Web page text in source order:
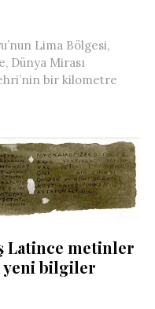
Lima Bölgesi,
Dünya Mirası
bir kilometre
Latince metinler
yeni bilgiler